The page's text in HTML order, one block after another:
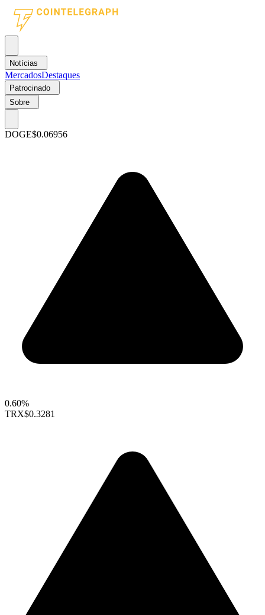
Notícias
MercadosDestaques
Patrocinado
Sobre
DOGE$0.06956
0.60%
TRX$0.3281